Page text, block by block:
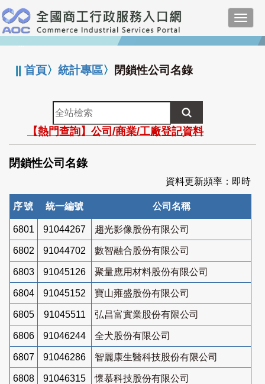
跳
到
主
要
:::
||首頁〉統計專區〉 閉鎖性公司名錄
全
站
檢
索
【熱門查詢】公司/商業/工廠登記資料
閉鎖性公司名錄
資料更新頻率：即時
序號 統一編號 公司名稱
6801 91044267 趨光影像股份有限公司
6802 91044702 數智融合股份有限公司
6803 91045126 聚量應用材料股份有限公司
6804 91045152 寶山雍盛股份有限公司
6805 91045511 弘昌富實業股份有限公司
6806 91046244 全犬股份有限公司
6807 91046286 智麗康生醫科技股份有限公司
6808 91046315 懷慕科技股份有限公司